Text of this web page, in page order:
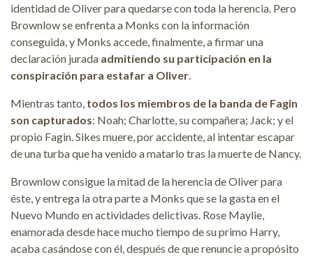
identidad de Oliver para quedarse con toda la herencia. Pero
Brownlow se enfrenta a Monks con la información
conseguida, y Monks accede, finalmente, a firmar una
declaración jurada admitiendo su participación en la
conspiración para estafar a Oliver
Mientras tanto, todos los miembros de la banda de Fagin
son capturados: Noah; Charlotte, su compañera; Jack; y el
propio Fagin. Sikes muere, por accidente, al intentar escapar
de una turba que ha venido a matarlo tras la muerte de Nancy.
Brownlow consigue la mitad de la herencia de Oliver para
éste, y entrega la otra parte a Monks que se la gasta en el
Nuevo Mundo en actividades delictivas. Rose Maylie,
enamorada desde hace mucho tiempo de su primo Harry,
acaba casándose con él, después de que renuncie a propósito